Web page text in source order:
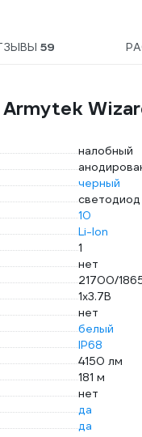
59
налобный
черный
светодиод
10
Li-Ion
1
нет
21700/
1х3.7В
нет
белый
IP68
4150 лм
181 м
нет
да
да